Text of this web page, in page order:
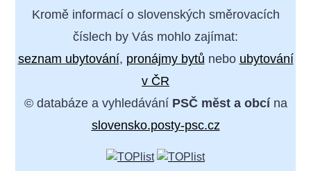
Kromě informací o slovenských směrovacích
číslech by Vás mohlo zajímat:
seznam ubytování, pronájmy bytů nebo ubytování
v ČR
© databáze a vyhledávání PSČ měst a obcína
slovensko.posty-psc.cz